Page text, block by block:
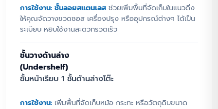
อาหารที่ต้องการมาตรฐานความสะอาดสูงสุด
ยกระดับพื้นที่ครัวด้วย โต๊ะเตรียม
อาหารสแตนเลส 304 พร้อมชั้น
วางด้านบน 2 ชั้น
เพิ่มประสิทธิภาพการทำงานในพื้นที่จำกัดด้วยโต๊ะ
ออกแบบมาเป็นพิเศษสำหรับร้านอาหาร คาเฟ่ และ
การใช้งาน: ชั้นลอยสแตนเลส ช่วยเพิ่มพื้นที่จัดเก็บในแนวดิ่ง
ให้คุณจัดวางขวดซอส เครื่องปรุง หรืออุปกรณ์ต่างๆ ได้เป็น
ระเบียบ หยิบใช้งานสะดวกรวดเร็ว
ชั้นวางด้านล่าง
(Undershelf)
ชั้นหน้าเรียบ 1 ชั้นด้านล่างโต๊ะ
การใช้งาน: เพิ่มพื้นที่จัดเก็บหม้อ กระทะ หรือวัตถุดิบขนาด